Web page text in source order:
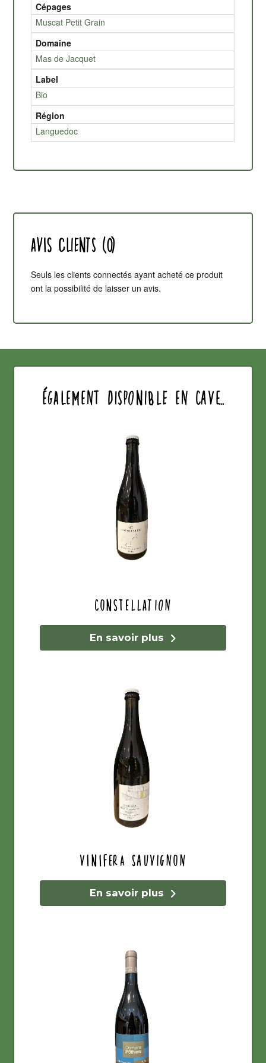
Cépages
Muscat Petit Grain
Domaine
Mas de Jacquet
Label
Bio
Région
Languedoc
Avis clients (0)
Seuls les clients connectés ayant acheté ce produit
ont la possibilité de laisser un avis.
également disponible en cave...
Constellation
En savoir plus
Vinifera Sauvignon
En savoir plus